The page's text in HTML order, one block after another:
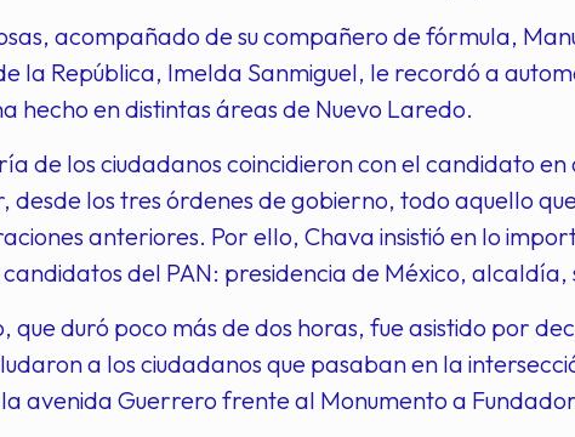
acompañado de su compañero de fórmula,
la República, Imelda Sanmiguel, le recordó a
hecho en distintas áreas de Nuevo Laredo.
de los ciudadanos coincidieron con el candidato
desde los tres órdenes de gobierno, todo aquello
anteriores. Por ello, Chava insistió en lo
candidatos del PAN: presidencia de México,
que duró poco más de dos horas, fue asistido por
a los ciudadanos que pasaban en la
avenida Guerrero frente al Monumento a